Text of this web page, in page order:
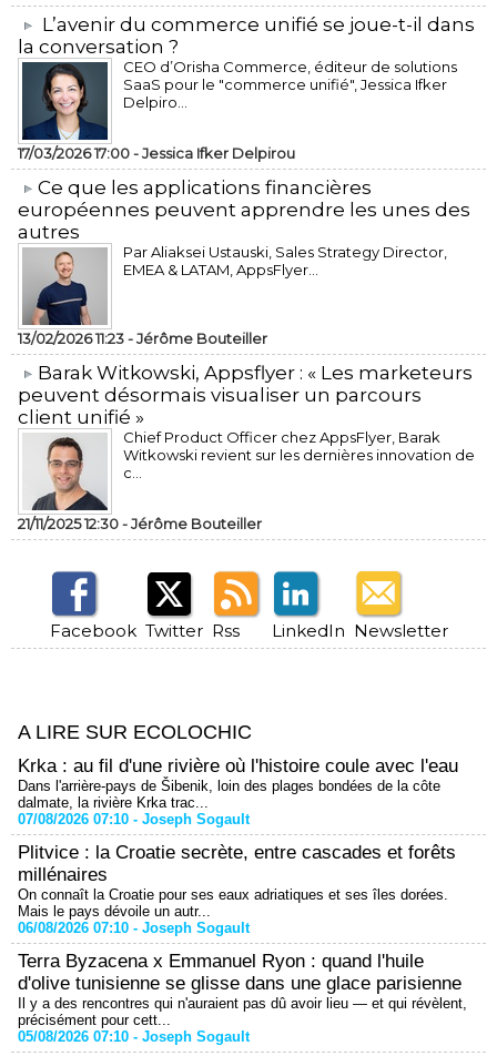
L’avenir du commerce unifié se joue-t-il dans
la conversation ?
CEO d’Orisha Commerce, éditeur de solutions
SaaS pour le "commerce unifié", Jessica Ifker
Delpiro...
17/03/2026 17:00 -Jessica Ifker Delpirou
​Ce que les applications financières
européennes peuvent apprendre les unes des
autres
Par Aliaksei Ustauski, Sales Strategy Director,
EMEA & LATAM, AppsFlyer...
13/02/2026 11:23 -Jérôme Bouteiller
​Barak Witkowski, Appsflyer : « Les marketeurs
peuvent désormais visualiser un parcours
client unifié »
Chief Product Officer chez AppsFlyer, ​Barak
Witkowski revient sur les dernières innovation de
c...
21/11/2025 12:30 -Jérôme Bouteiller
Facebook Twitter Rss LinkedIn Newsletter
A LIRE SUR ECOLOCHIC
Krka : au fil d'une rivière où l'histoire coule avec l'eau
Dans l'arrière-pays de Šibenik, loin des plages bondées de la côte
dalmate, la rivière Krka trac...
07/08/2026 07:10 - Joseph Sogault
Plitvice : la Croatie secrète, entre cascades et forêts
millénaires
On connaît la Croatie pour ses eaux adriatiques et ses îles dorées.
Mais le pays dévoile un autr...
06/08/2026 07:10 - Joseph Sogault
Terra Byzacena x Emmanuel Ryon : quand l'huile
d'olive tunisienne se glisse dans une glace parisienne
Il y a des rencontres qui n'auraient pas dû avoir lieu — et qui révèlent,
précisément pour cett...
05/08/2026 07:10 - Joseph Sogault